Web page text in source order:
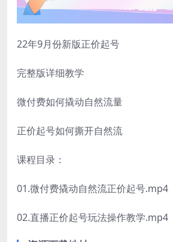
22年9月份新版正价起号
完整版详细教学
微付费如何撬动自然流量
正价起号如何撕开自然流
课程目录：
01.微付费撬动自然流正价起号.mp4
02.直播正价起号玩法操作教学.mp4